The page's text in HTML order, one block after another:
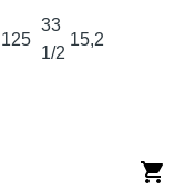
125
33
1/2
15,2